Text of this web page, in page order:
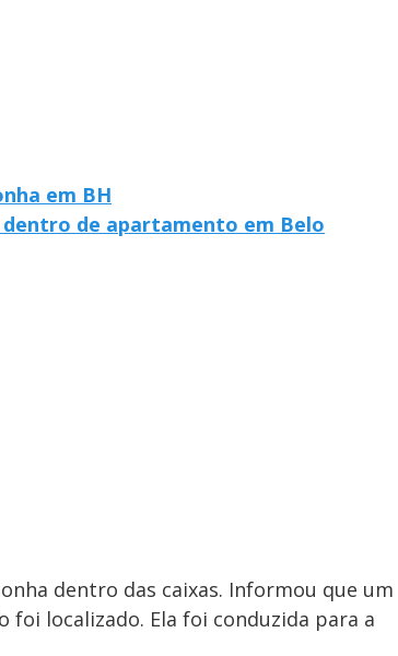
em BH
de apartamento em Belo
dentro das caixas. Informou que um
localizado. Ela foi conduzida para a